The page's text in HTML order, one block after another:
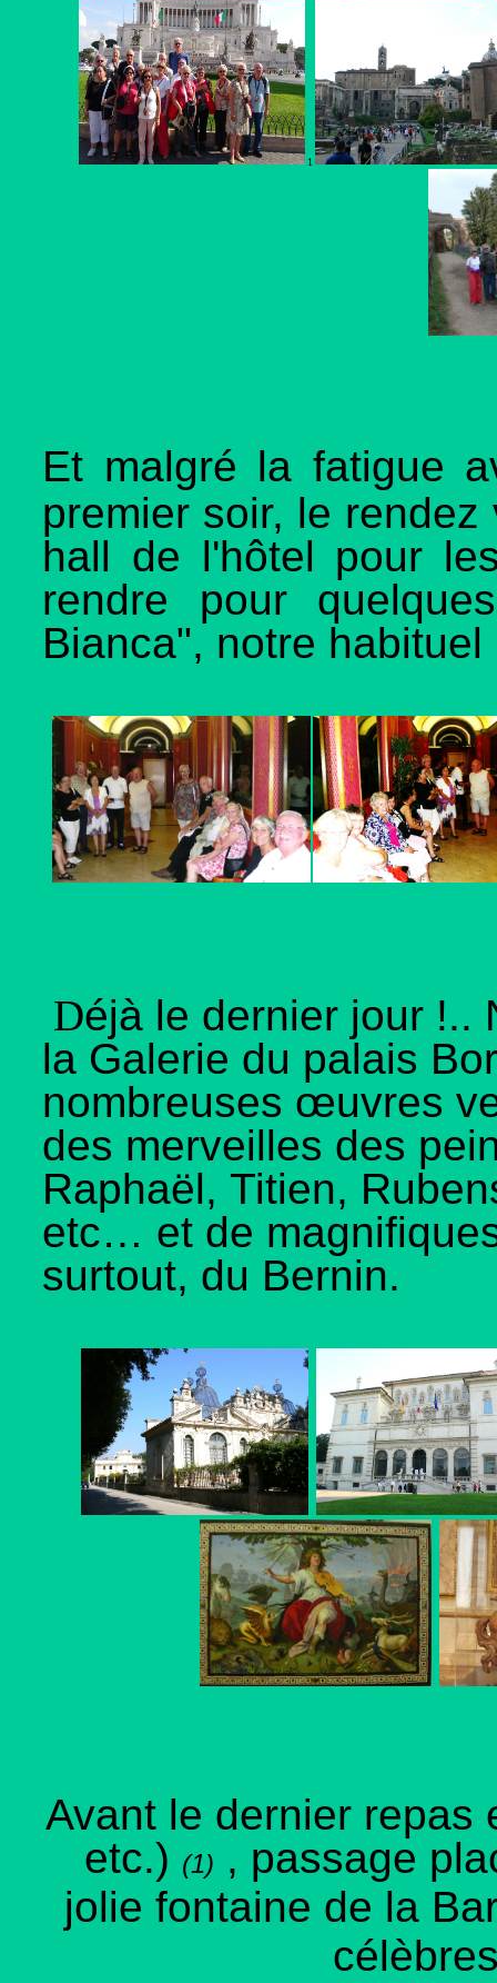
1
Et malgré la fatigue
premier soir, le
hall de l'hôtel pour
rendre pour
Bianca", notre
Déjà le dernier jour !..
la Galerie du palais
nombreuses œuvres
des merveilles des
Raphaël, Titien,
etc… et de
surtout, du Bernin.
Avant le dernier repas
etc.) (1) , passage
jolie fontaine de la